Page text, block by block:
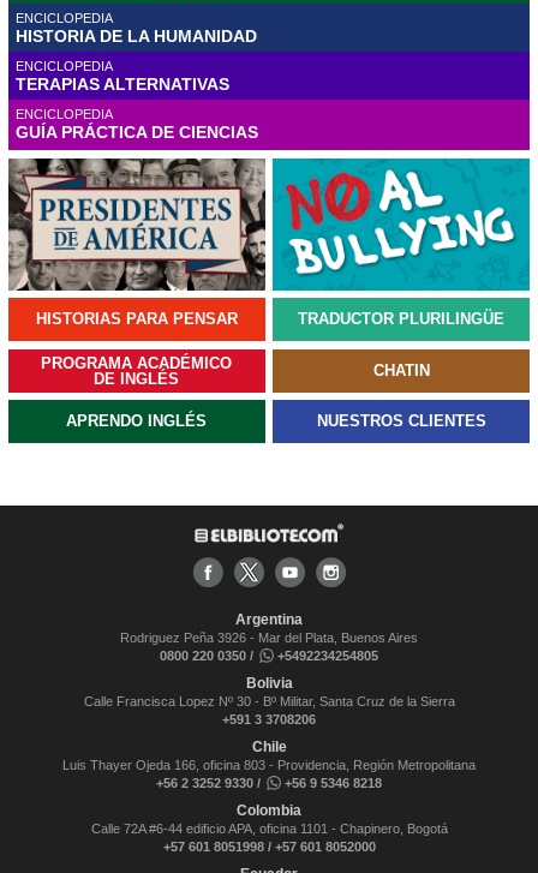
ENCICLOPEDIA
HISTORIA DE LA HUMANIDAD
ENCICLOPEDIA
TERAPIAS ALTERNATIVAS
ENCICLOPEDIA
GUÍA PRÁCTICA DE CIENCIAS
HISTORIAS PARA PENSAR TRADUCTOR PLURILINGÜE
PROGRAMA ACADÉMICO
DE INGLÉS
CHATIN
APRENDO INGLÉS NUESTROS CLIENTES
Argentina
Rodriguez Peña 3926 - Mar del Plata, Buenos Aires
0800 220 0350 /
+5492234254805
Bolivia
Calle Francisca Lopez Nº 30 - Bº Militar, Santa Cruz de la Sierra
+591 3 3708206
Chile
Luis Thayer Ojeda 166, oficina 803 - Providencia, Región Metropolitana
+56 2 3252 9330 /
+56 9 5346 8218
Colombia
Calle 72A #6-44 edificio APA, oficina 1101 - Chapinero, Bogotá
+57 601 8051998 / +57 601 8052000